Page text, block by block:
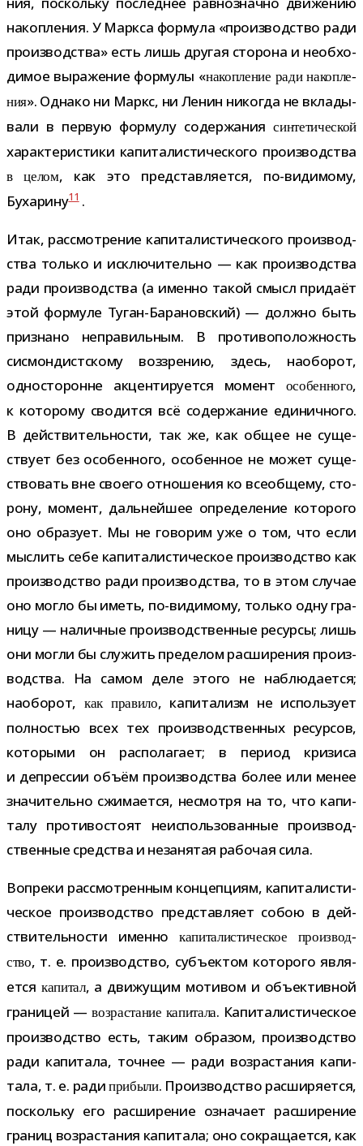
накоп­ле­ния. У Маркса фор­мула «про­из­вод­ство ради
про­из­вод­ства» есть лишь дру­гая сто­рона и необ­хо­
ди­мое выра­же­ние фор­мулы «накоп­ле­ние ради накоп­ле­
ния». Однако ни Маркс, ни Ленин нико­гда не вкла­ды­
вали в первую фор­мулу содер­жа­ниясин­те­ти­че­ской
харак­те­ри­стики капи­та­ли­сти­че­ского про­из­вод­ства
в целом, как это пред­став­ля­ется, по-​видимому,
Бухарину11.
Итак, рас­смот­ре­ние капи­та­ли­сти­че­ского про­из­вод­
ства только и исклю­чи­тельно — как про­из­вод­ства
ради про­из­вод­ства (а именно такой смысл при­даёт
этой фор­муле Туган-​Барановский) — должно быть
при­знано непра­виль­ным. В про­ти­во­по­лож­ность
сис­мон­дист­скому воз­зре­нию, здесь, наобо­рот,
одно­сто­ронне акцен­ти­ру­ется момент
осо­бен­ного,
к кото­рому сво­дится всё содер­жа­ние еди­нич­ного.
В дей­стви­тель­но­сти, так же, как общее не суще­
ствует без осо­бен­ного, осо­бен­ное не может суще­
ство­вать вне сво­его отно­ше­ния ко все­об­щему, сто­
рону, момент, даль­ней­шее опре­де­ле­ние кото­рого
оно обра­зует. Мы не гово­рим уже о том, что если
мыс­лить себе капи­та­ли­сти­че­ское про­из­вод­ство как
про­из­вод­ство ради про­из­вод­ства, то в этом слу­чае
оно могло бы иметь, по-​видимому, только одну гра­
ницу — налич­ные про­из­вод­ствен­ные ресурсы; лишь
они могли бы слу­жить пре­де­лом рас­ши­ре­ния про­из­
вод­ства. На самом деле этого не наблю­да­ется;
наобо­рот, как пра­вило, капи­та­лизм не исполь­зует
пол­но­стью всех тех про­из­вод­ствен­ных ресур­сов,
кото­рыми он рас­по­ла­гает; в период кри­зиса
и депрес­сии объём про­из­вод­ства более или менее
зна­чи­тельно сжи­ма­ется, несмотря на то, что капи­
талу про­ти­во­стоят неис­поль­зо­ван­ные про­из­вод­
ствен­ные сред­ства и неза­ня­тая рабо­чая сила.
Вопреки рас­смот­рен­ным кон­цеп­циям, капи­та­ли­сти­
че­ское про­из­вод­ство пред­став­ляет собою в дей­
стви­тель­но­сти именнокапи­та­ли­сти­че­ское про­из­вод­
ство, т. е. про­из­вод­ство, субъ­ек­том кото­рого явля­
ется капи­тал, а дви­жу­щим моти­вом и объ­ек­тив­ной
гра­ни­цей —воз­рас­та­ние капи­тала. Капиталистическое
про­из­вод­ство есть, таким обра­зом, про­из­вод­ство
ради капи­тала, точ­нее — ради воз­рас­та­ния капи­
тала, т. е. радипри­были. Производство рас­ши­ря­ется,
поскольку его рас­ши­ре­ние озна­чает рас­ши­ре­ние
гра­ниц воз­рас­та­ния капи­тала; оно сокра­ща­ется, как